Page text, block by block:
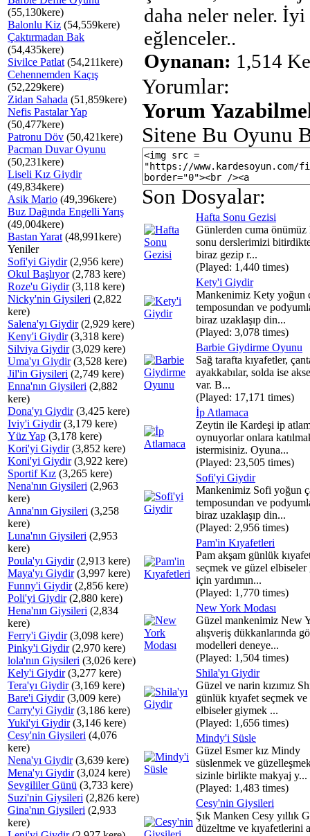
(55,130kere)
Balonlu Kiz (54,559kere)
Çaktırmadan Bak
(54,435kere)
Sivilce Patlat (54,211kere)
Cehennemden Kaçış
(52,229kere)
Zidan Sahada (51,859kere)
Nefis Pastalar Yap
(50,477kere)
Patronu Döv (50,421kere)
Pacman Duvar Oyunu
(50,231kere)
Liseli Kız Giydir
(49,834kere)
Asik Mario (49,396kere)
Buz Dağında Engelli Yarış
(49,004kere)
Bastan Yarat (48,991kere)
Yeniler
Sofi'yi Giydir(2,956 kere)
Okul Başlıyor(2,783 kere)
Roze'u Giydir(3,118 kere)
Nicky'nin Giysileri (2,822
kere)
Salena'yı Giydir(2,929 kere)
Keny'i Giydir(3,318 kere)
Silviya Giydir(3,029 kere)
Uma'yı Giydir(3,528 kere)
Jil'in Giysileri (2,749 kere)
Enna'nın Giysileri (2,882
kere)
Dona'yı Giydir(3,425 kere)
Iviy'i Giydir(3,179 kere)
Yüz Yap (3,178 kere)
Kori'yi Giydir(3,852 kere)
Koni'yi Giydir(3,922 kere)
Sportif Kız (3,265 kere)
Nena'nın Giysileri (2,963
kere)
Anna'nın Giysileri (3,258
kere)
Luna'nın Giysileri (2,953
kere)
Poula'yı Giydir(2,913 kere)
Maya'yı Giydir(3,997 kere)
Funny'i Giydir(2,856 kere)
Poli'yi Giydir(2,880 kere)
Hena'nın Giysileri (2,834
kere)
Ferry'i Giydir(3,098 kere)
Pinky'i Giydir(2,970 kere)
lola'nın Giysileri (3,026 kere)
Kely'i Giydir(3,277 kere)
Tera'yı Giydir(3,169 kere)
Bare'i Giydir(3,009 kere)
Carry'yi Giydir(3,186 kere)
Yuki'yi Giydir(3,146 kere)
Cesy'nin Giysileri (4,076
kere)
Nena'yı Giydir(3,639 kere)
Mena'yı Giydir(3,024 kere)
Sevgililer Günü (3,733 kere)
Suzi'nin Giysileri (2,826 kere)
Gina'nın Giysileri (2,933
kere)
daha neler neler. İyi
eğlenceler..
Oynanan: 1,514
Yorumlar:
Yorum
Sitene Bu Oyunu
Son Dosyalar:
Hafta Sonu Gezisi
Günlerden cuma önümüz
sonu derslerimizi
biraz gezip r...
(Played: 1,440 times)
Kety'i Giydir
Mankenimiz Kety yoğun
temposundan ve
biraz uzaklaşıp din...
(Played: 3,078 times)
Barbie Giydirme Oyunu
Sağ tarafta kıyafetler,
ayakkabılar, solda ise
var. B...
(Played: 17,171 times)
İp Atlamaca
Zeytin ile Kardeşi ip
oynuyorlar onlara
istermisiniz. Oyuna...
(Played: 23,505 times)
Sofi'yi Giydir
Mankenimiz Sofi yoğun
temposundan ve
biraz uzaklaşıp din...
(Played: 2,956 times)
Pam'in Kıyafetleri
Pam akşam günlük
seçmek ve güzel
için yardımın...
(Played: 1,770 times)
New York Modası
Güzel mankenimiz New
alışveriş dükkanlarında
modelleri deneye...
(Played: 1,504 times)
Shila'yı Giydir
Güzel ve narin kızımız
günlük kıyafet seçmek
elbiseler giymek ...
(Played: 1,656 times)
Mindy'i Süsle
Güzel Esmer kız Mindy
süslenmek ve
sizinle birlikte makyaj y...
(Played: 1,483 times)
Cesy'nin Giysileri
Şık Manken Cesy yıllık
düzeltme ve kıyafetlerini